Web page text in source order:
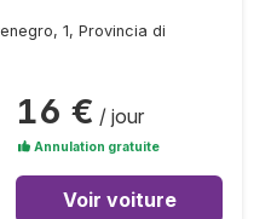
1, Provincia di
16 € / jour
Annulation gratuite
Voir voiture